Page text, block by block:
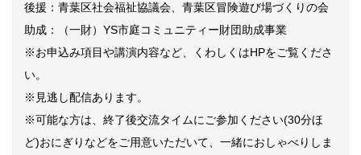
後援：青葉区社会福祉協議会、青葉区冒険遊び場づくりの会
助成：（一財） YS市庭コミュニティー財団助成事業
※お申込み項目や講演内容など、くわしくはHPをご覧くださ
い。
※ 見逃し配信あります。
※可能な方は、終了後交流タイムにご参加ください(30分ほ
ど)おにぎりなどをご用意いただいて、一緒におしゃべりしま